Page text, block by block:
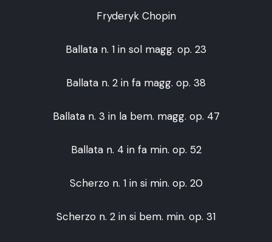
Fryderyk Chopin
Ballata n. 1 in sol magg. op. 23
Ballata n. 2 in fa magg. op. 38
Ballata n. 3 in la bem. magg. op. 47
Ballata n. 4 in fa min. op. 52
Scherzo n. 1 in si min. op. 20
Scherzo n. 2 in si bem. min. op. 31